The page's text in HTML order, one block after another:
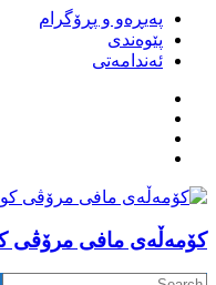
پەیڕەو و پڕۆگرام
پێوەندی
ئەندامەتی
كۆمه‌ڵه‌ی مافی مرۆڤی